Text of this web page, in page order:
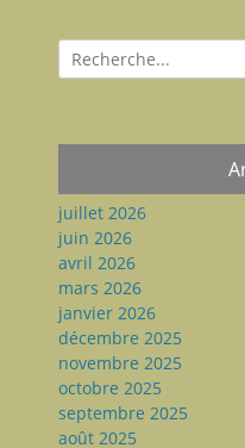
Recherche
pour:
juillet 2026
juin 2026
avril 2026
mars 2026
janvier 2026
décembre 2025
novembre 2025
octobre 2025
septembre 2025
août 2025